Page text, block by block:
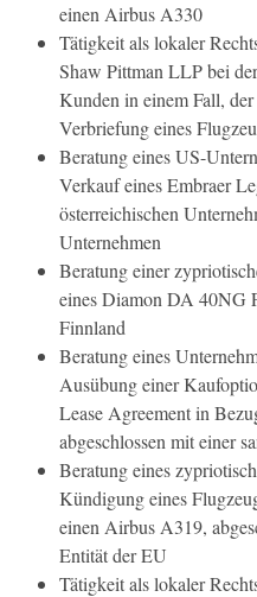
einen Airbus A330
Tätigkeit als lokaler
Shaw Pittman LLP bei
Kunden in einem Fall,
Verbriefung eines
Beratung eines US-
Verkauf eines Embraer
österreichischen
Unternehmen
Beratung einer
eines Diamon DA 40NG
Finnland
Beratung eines
Ausübung einer
Lease Agreement in
abgeschlossen mit einer
Beratung eines
Kündigung eines
einen Airbus A319,
Entität der EU
Tätigkeit als lokaler